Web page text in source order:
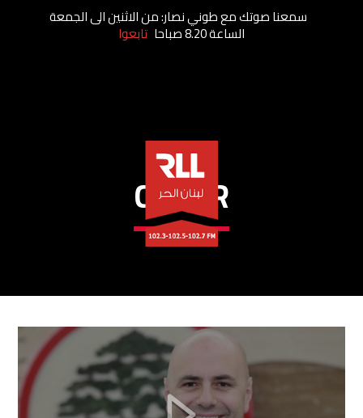
CEDAR
سمعنا صوتك مع طوني نصار: من الاثنين الى الجمعة
الساعة 8.20 صباحا تابعوا